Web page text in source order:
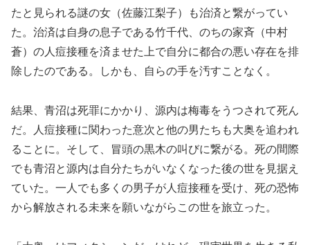
たと見られる謎の女（佐藤江梨子）も治済と繋がってい
た。治済は自身の息子である竹千代、のちの家斉（中村
蒼）の人痘接種を済ませた上で自分に都合の悪い存在を排
除したのである。しかも、自らの手を汚すことなく。
結果、青沼は死罪にかかり、源内は梅毒をうつされて死ん
だ。人痘接種に関わった意次と他の男たちも大奥を追われ
ることに。そして、冒頭の黒木の叫びに繋がる。死の間際
でも青沼と源内は自分たちがいなくなった後の世を見据え
ていた。一人でも多くの男子が人痘接種を受け、死の恐怖
から解放される未来を願いながらこの世を旅立った。